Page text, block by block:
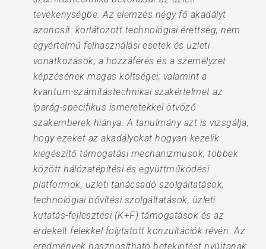
tevékenységbe. Az elemzés négy fő akadályt
azonosít: korlátozott technológiai érettség; nem
egyértelmű felhasználási esetek és üzleti
vonatkozások; a hozzáférés és a személyzet
képzésének magas költségei; valamint a
kvantum-számítástechnikai szakértelmet az
iparág-specifikus ismeretekkel ötvöző
szakemberek hiánya. A tanulmány azt is vizsgálja,
hogy ezeket az akadályokat hogyan kezelik
kiegészítő támogatási mechanizmusok, többek
között hálózatépítési és együttműködési
platformok, üzleti tanácsadó szolgáltatások,
technológiai bővítési szolgáltatások, üzleti
kutatás-fejlesztési (K+F) támogatások és az
érdekelt felekkel folytatott konzultációk révén. Az
eredmények hasznosítható betekintést nyújtanak